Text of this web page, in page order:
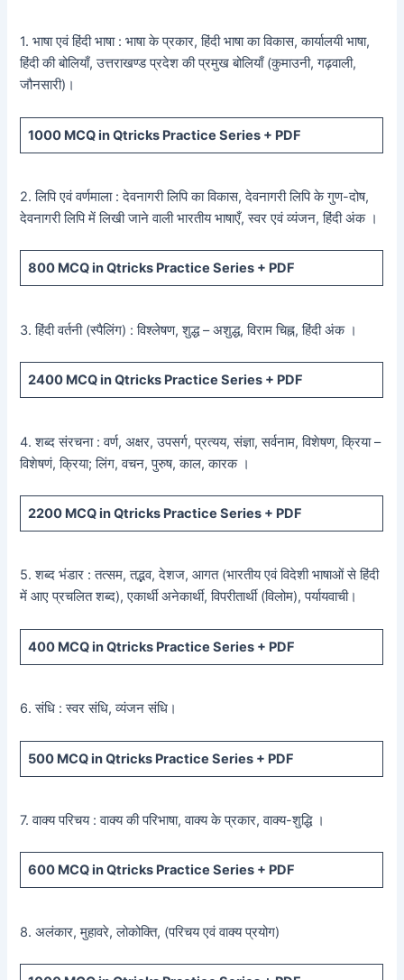
1. भाषा एवं हिंदी भाषा : भाषा के प्रकार, हिंदी भाषा का विकास, कार्यालयी भाषा,
हिंदी की बोलियाँ, उत्तराखण्ड प्रदेश की प्रमुख बोलियाँ (कुमाउनी, गढ़वाली,
जौनसारी)।
1000 MCQ in Qtricks Practice Series + PDF
2. लिपि एवं वर्णमाला : देवनागरी लिपि का विकास, देवनागरी लिपि के गुण-दोष,
देवनागरी लिपि में लिखी जाने वाली भारतीय भाषाएँ, स्वर एवं व्यंजन, हिंदी अंक ।
800 MCQ in Qtricks Practice Series + PDF
3. हिंदी वर्तनी (स्पैलिंग) : विश्लेषण, शुद्ध – अशुद्ध, विराम चिह्न, हिंदी अंक ।
2400 MCQ in Qtricks Practice Series + PDF
4. शब्द संरचना : वर्ण, अक्षर, उपसर्ग, प्रत्यय, संज्ञा, सर्वनाम, विशेषण, क्रिया –
विशेषणं, क्रिया; लिंग, वचन, पुरुष, काल, कारक ।
2200 MCQ in Qtricks Practice Series + PDF
5. शब्द भंडार : तत्सम, तद्भव, देशज, आगत (भारतीय एवं विदेशी भाषाओं से हिंदी
में आए प्रचलित शब्द), एकार्थी अनेकार्थी, विपरीतार्थी (विलोम), पर्यायवाची।
400 MCQ in Qtricks Practice Series + PDF
6. संधि : स्वर संधि, व्यंजन संधि।
500 MCQ in Qtricks Practice Series + PDF
7. वाक्य परिचय : वाक्य की परिभाषा, वाक्य के प्रकार, वाक्य-शुद्धि ।
600 MCQ in Qtricks Practice Series + PDF
8. अलंकार, मुहावरे, लोकोक्ति, (परिचय एवं वाक्य प्रयोग)